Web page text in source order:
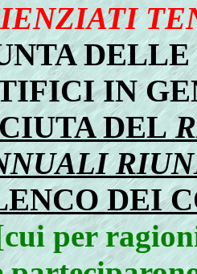
DELLE
IN
DEL
DEI
per